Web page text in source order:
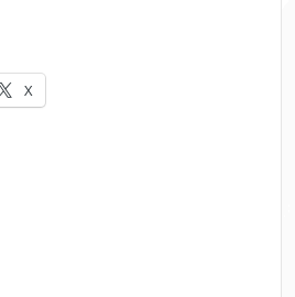
X